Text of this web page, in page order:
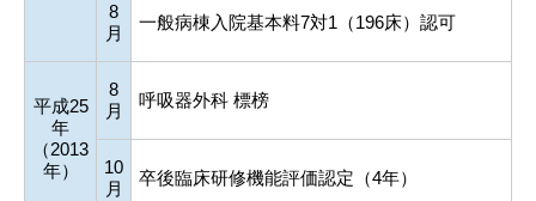
8
月
一般病棟入院基本料7対1（196床）認可
平成25
年
（2013
年）
8
月
呼吸器外科 標榜
10
月
卒後臨床研修機能評価認定（4年）